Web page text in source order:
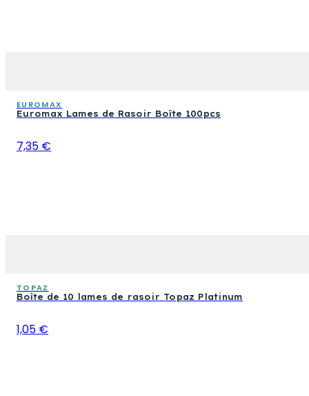
EUROMAX
Euromax Lames de Rasoir Boîte 100pcs
7,35 €
TOPAZ
Boîte de 10 lames de rasoir Topaz Platinum
1,05 €